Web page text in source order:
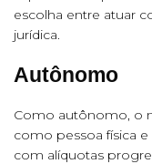
escolha entre atuar
jurídica.
Autônomo
Como autônomo, o
como pessoa física
com alíquotas